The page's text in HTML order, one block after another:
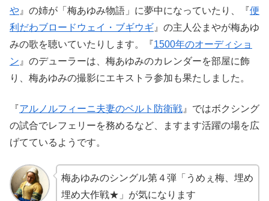
や 』の姉が「梅あゆみ物語」に夢中になっていたり、『便
利だわブロードウェイ・ブギウギ 』の主人公まやが梅あゆ
みの歌を聴いていたりします。『1500年のオーディショ
ン 』のデューラーは、梅あゆみのカレンダーを部屋に飾
り、梅あゆみの撮影にエキストラ参加も果たしました。
『アルノルフィーニ夫妻のベルト防衛戦 』ではボクシング
の試合でレフェリーを務めるなど、ますます活躍の場を広
げてているようです。
梅あゆみのシングル第４弾「うめぇ梅、埋め
埋め大作戦★」が気になります